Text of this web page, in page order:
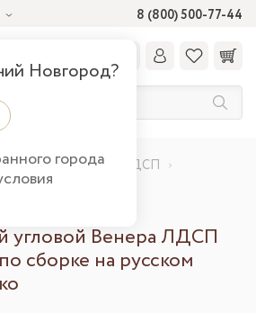
8 (800) 500-77-44
Новгород?
города
угловой Венера ЛДСП
угловой Венера ЛДСП
сборке на русском